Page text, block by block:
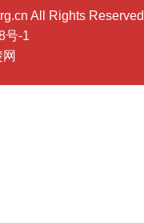
All Rights Reserved
号-1